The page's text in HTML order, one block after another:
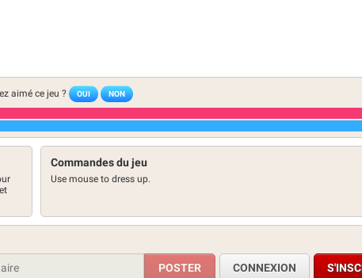
aimé ce jeu ? OUI NON
Commandes du jeu
Use mouse to dress up.
CONNEXION